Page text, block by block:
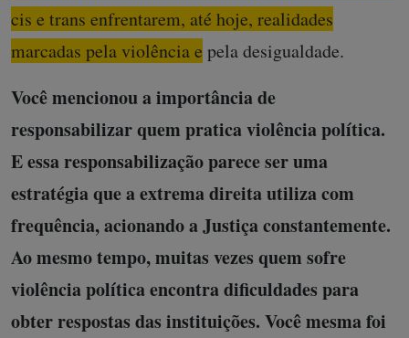
cis e trans enfrentarem, até hoje, realidades
marcadas pela violência e pela desigualdade.
Você mencionou a importância de
responsabilizar quem pratica violência política.
E essa responsabilização parece ser uma
estratégia que a extrema direita utiliza com
frequência, acionando a Justiça constantemente.
Ao mesmo tempo, muitas vezes quem sofre
violência política encontra dificuldades para
obter respostas das instituições. Você mesma foi